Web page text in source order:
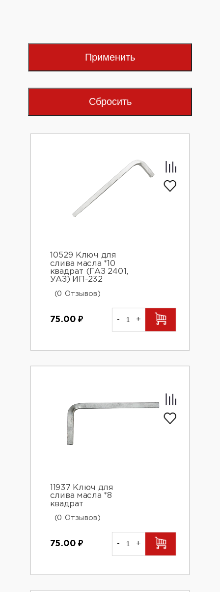
Применить
Сбросить
10529 Ключ для
слива масла *10
квадрат (ГАЗ 2401,
УАЗ) ИП-232
(0 Отзывов)
75.00₽ - +
11937 Ключ для
слива масла *8
квадрат
(0 Отзывов)
75.00₽ - +